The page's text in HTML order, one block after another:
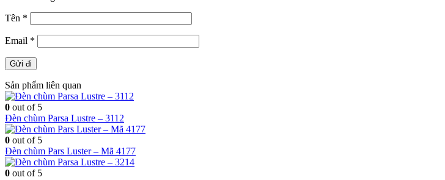
Tên *
Email *
Sản phẩm liên quan
0 out of 5
Đèn chùm Parsa Lustre – 3112
0 out of 5
Đèn chùm Pars Luster – Mã 4177
0 out of 5